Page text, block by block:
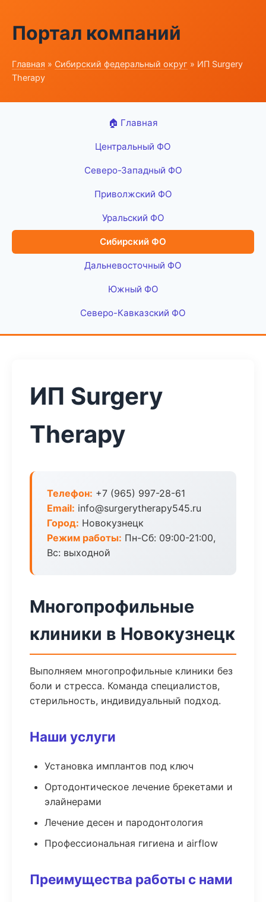
Портал компаний
Главная » Сибирский федеральный округ » ИП Surgery
Therapy
🏠 Главная
Центральный ФО
Северо-Западный ФО
Приволжский ФО
Уральский ФО
Сибирский ФО
Дальневосточный ФО
Южный ФО
Северо-Кавказский ФО
ИП Surgery
Therapy
Телефон: +7 (965) 997-28-61
Email: info@surgerytherapy545.ru
Город: Новокузнецк
Режим работы: Пн-Сб: 09:00-21:00,
Вс: выходной
Многопрофильные
клиники в Новокузнецк
Выполняем многопрофильные клиники без
боли и стресса. Команда специалистов,
стерильность, индивидуальный подход.
Наши услуги
Установка имплантов под ключ
Ортодонтическое лечение брекетами и
элайнерами
Лечение десен и пародонтология
Профессиональная гигиена и airflow
Преимущества работы с нами